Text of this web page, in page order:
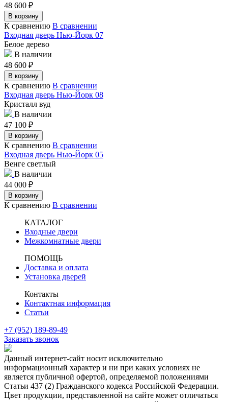
48 600 ₽
В корзину
К сравнению В сравнении
Входная дверь Нью-Йорк 07
Белое дерево
В наличии
48 600 ₽
В корзину
К сравнению В сравнении
Входная дверь Нью-Йорк 08
Кристалл вуд
В наличии
47 100 ₽
В корзину
К сравнению В сравнении
Входная дверь Нью-Йорк 05
Венге светлый
В наличии
44 000 ₽
В корзину
К сравнению В сравнении
КАТАЛОГ
Входные двери
Межкомнатные двери
ПОМОЩЬ
Доставка и оплата
Установка дверей
Контакты
Контактная информация
Статьи
+7 (952) 189-89-49
Заказать звонок
Данный интернет-сайт носит исключительно
информационный характер и ни при каких условиях не
является публичной офертой, определяемой положениями
Статьи 437 (2) Гражданского кодекса Российской Федерации.
Цвет продукции, представленной на сайте может отличаться